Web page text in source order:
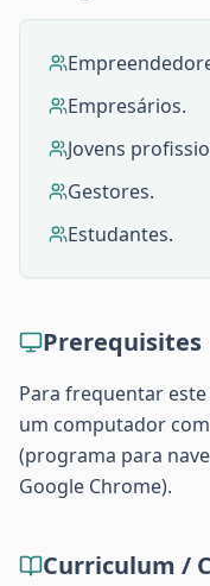
Empresários.
Jovens
Gestores.
Estudantes.
Prerequisites
Para frequentar
um computador
(programa para
Google Chrome).
Curriculum /